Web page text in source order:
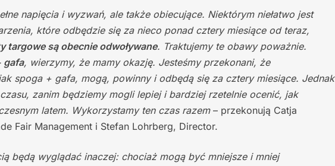
napięcia i wyzwań, ale także obiecujące. Niektórym niełatwo jest
które odbędzie się za nieco ponad cztery miesiące od teraz,
targowe są obecnie odwoływane. Traktujemy te obawy poważnie.
gafa, wierzymy, że mamy okazję. Jesteśmy przekonani, że
spoga + gafa, mogą, powinny i odbędą się za cztery miesiące. Jednak
zanim będziemy mogli lepiej i bardziej rzetelnie ocenić, jak
latem. Wykorzystamy ten czas razem– przekonują Catja
Fair Management i Stefan Lohrberg, Director.
będą wyglądać inaczej: chociaż mogą być mniejsze i mniej